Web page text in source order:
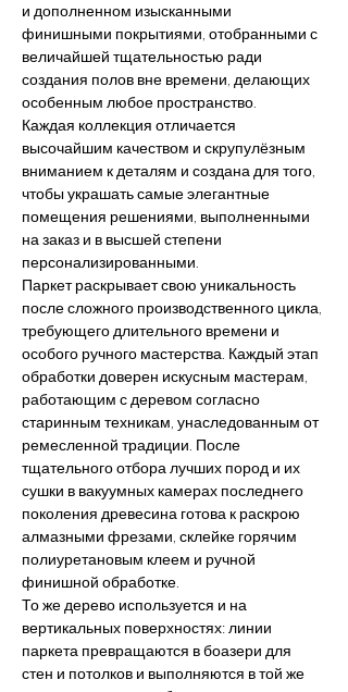
и дополненном изысканными
финишными покрытиями, отобранными с
величайшей тщательностью ради
создания полов вне времени, делающих
особенным любое пространство.
Каждая коллекция отличается
высочайшим качеством и скрупулёзным
вниманием к деталям и создана для того,
чтобы украшать самые элегантные
помещения решениями, выполненными
на заказ и в высшей степени
персонализированными.
Паркет раскрывает свою уникальность
после сложного производственного цикла,
требующего длительного времени и
особого ручного мастерства. Каждый этап
обработки доверен искусным мастерам,
работающим с деревом согласно
старинным техникам, унаследованным от
ремесленной традиции. После
тщательного отбора лучших пород и их
сушки в вакуумных камерах последнего
поколения древесина готова к раскрою
алмазными фрезами, склейке горячим
полиуретановым клеем и ручной
финишной обработке.
То же дерево используется и на
вертикальных поверхностях: линии
паркета превращаются в боазери для
стен и потолков и выполняются в той же